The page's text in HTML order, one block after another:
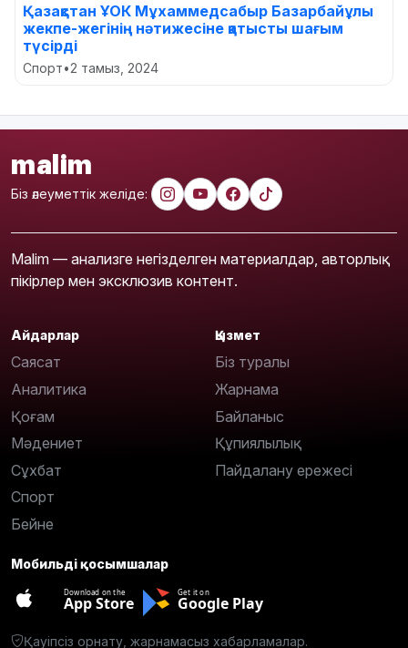
Қазақстан ҰОК Мұхаммедсабыр Базарбайұлы
жекпе-жегінің нәтижесіне қатысты шағым
түсірді
Спорт•2 тамыз, 2024
malim
Біз әлеуметтік желіде:
Malim — анализге негізделген материалдар, авторлық
пікірлер мен эксклюзив контент.
Айдарлар
Саясат
Аналитика
Қоғам
Мәдениет
Сұхбат
Спорт
Бейне
Қызмет
Біз туралы
Жарнама
Байланыс
Құпиялылық
Пайдалану ережесі
Мобильді қосымшалар
Download on the
App Store
Get it on
Google Play
Қауіпсіз орнату, жарнамасыз хабарламалар.